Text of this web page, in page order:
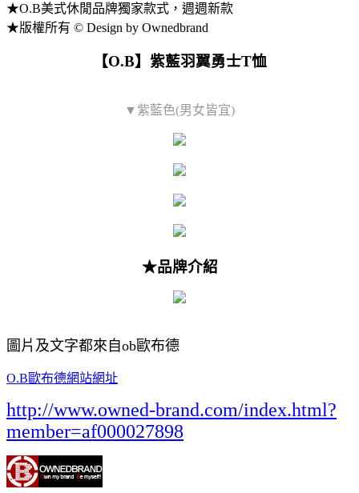
★O.B美式休閒品牌獨家款式，週週新款
★版權所有 © Design by Ownedbrand
【O.B】紫藍羽翼勇士T恤
▼紫藍色(男女皆宜)
★品牌介紹
圖片及文字都來自ob歐布德
O.B歐布德網站網址
http://www.owned-brand.com/index.html?
member=af000027898